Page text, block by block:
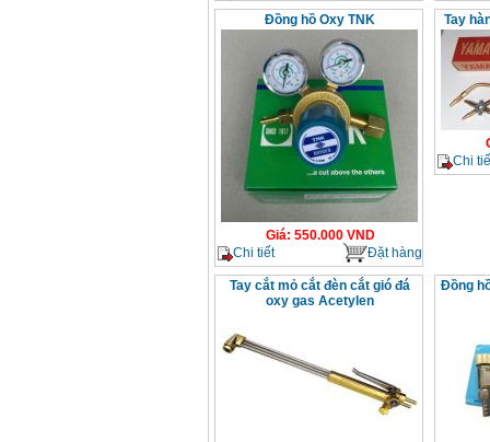
Đồng hồ Oxy TNK
Giá: 550.000VND
Chi tiết
Đặt hàng
Tay
Chi
Tay cắt mỏ cắt đèn cắt gió đá
oxy gas Acetylen
Đồng